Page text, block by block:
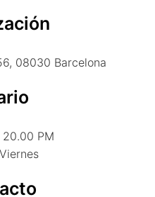
08030 Barcelona
20.00 PM